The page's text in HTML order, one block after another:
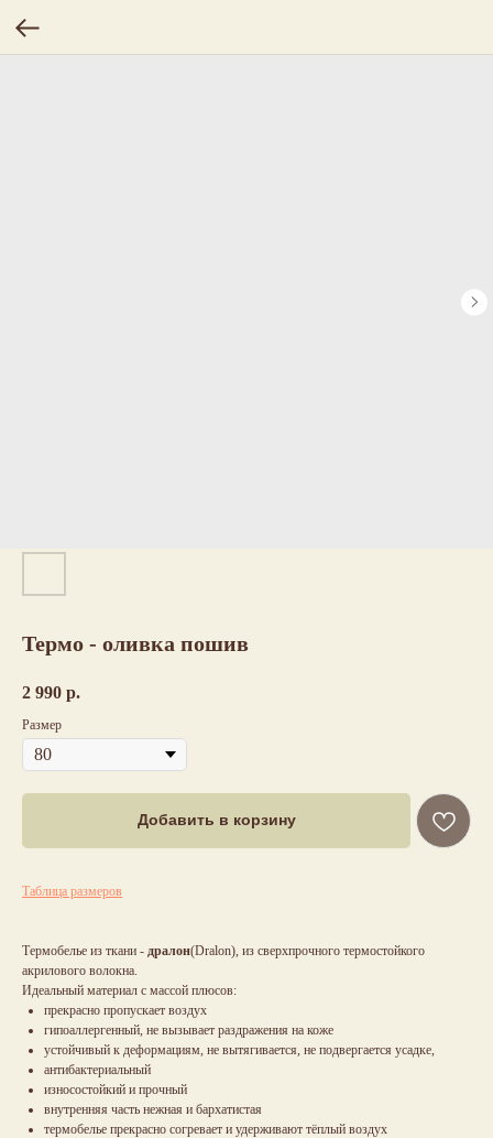
Термо - оливка пошив
2 990 р.
Размер
Добавить в корзину
Таблица размеров
Термобелье из ткани - дралон(Dralon), из сверхпрочного термостойкого
акрилового волокна.
Идеальный материал с массой плюсов:
прекрасно пропускает воздух
гипоаллергенный, не вызывает раздражения на коже
устойчивый к деформациям, не вытягивается, не подвергается усадке,
антибактериальный
износостойкий и прочный
внутренняя часть нежная и бархатистая
термобелье прекрасно согревает и удерживают тёплый воздух